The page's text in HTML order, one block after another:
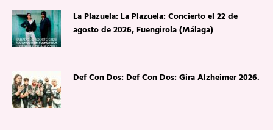
La Plazuela: La Plazuela: Concierto el 22 de
agosto de 2026, Fuengirola (Málaga)
Def Con Dos: Def Con Dos: Gira Alzheimer 2026.